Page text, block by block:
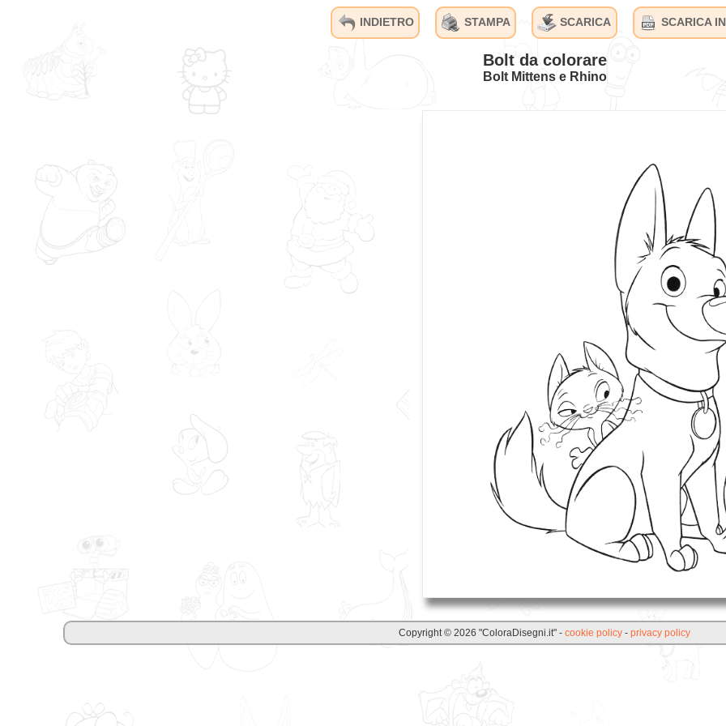
INDIETRO STAMPA SCARICA SCARICA
Bolt da colorare
Bolt Mittens e Rhino
Copyright © 2026 "ColoraDisegni.it" - cookie policy - privacy policy